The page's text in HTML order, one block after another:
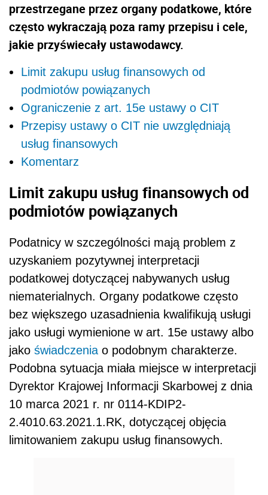
przestrzegane przez organy podatkowe, które
często wykraczają poza ramy przepisu i cele,
jakie przyświecały ustawodawcy.
Limit zakupu usług finansowych od
podmiotów powiązanych
Ograniczenie z art. 15e ustawy o CIT
Przepisy ustawy o CIT nie uwzględniają
usług finansowych
Komentarz
Limit zakupu usług finansowych od
podmiotów powiązanych
Podatnicy w szczególności mają problem z
uzyskaniem pozytywnej interpretacji
podatkowej dotyczącej nabywanych usług
niematerialnych. Organy podatkowe często
bez większego uzasadnienia kwalifikują usługi
jako usługi wymienione w art. 15e ustawy albo
jako świadczenia o podobnym charakterze.
Podobna sytuacja miała miejsce w interpretacji
Dyrektor Krajowej Informacji Skarbowej z dnia
10 marca 2021 r. nr 0114-KDIP2-
2.4010.63.2021.1.RK, dotyczącej objęcia
limitowaniem zakupu usług finansowych.